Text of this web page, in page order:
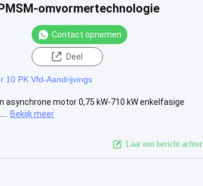
omvormertechnologie
Contact opnemen
Deel
10 PK Vfd-Aandrijvings
asynchrone motor 0,75 kW-710 kW enkelfasige
Bekijk meer
Laat een bericht achter.